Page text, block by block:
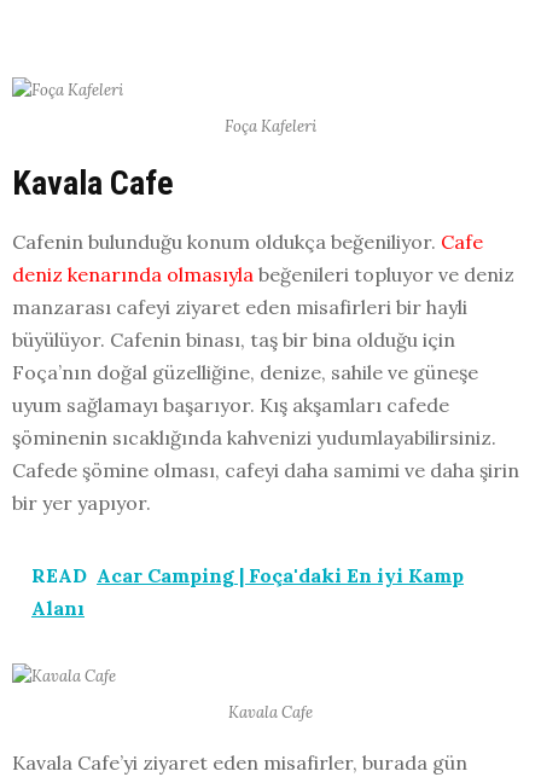
Foça Kafeleri
Kavala Cafe
Cafenin bulunduğu konum oldukça beğeniliyor. Cafe
deniz kenarında olmasıyla beğenileri topluyor ve deniz
manzarası cafeyi ziyaret eden misafirleri bir hayli
büyülüyor. Cafenin binası, taş bir bina olduğu için
Foça’nın doğal güzelliğine, denize, sahile ve güneşe
uyum sağlamayı başarıyor. Kış akşamları cafede
şöminenin sıcaklığında kahvenizi yudumlayabilirsiniz.
Cafede şömine olması, cafeyi daha samimi ve daha şirin
bir yer yapıyor.
READ Acar Camping | Foça'daki En iyi Kamp
Alanı
Kavala Cafe
Kavala Cafe’yi ziyaret eden misafirler, burada gün